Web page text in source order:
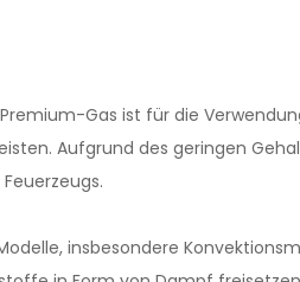
Gas ist für die
Aufgrund des geringen
insbesondere